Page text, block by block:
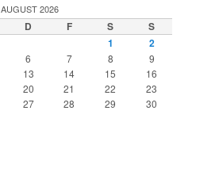
AUGUST 2026
D F S
S
1
2
6 7 8
9
13 14 15
16
20 21 22
23
27 28 29
30